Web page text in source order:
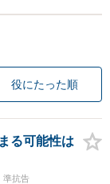
役にたった順
る可能性は
準抗告